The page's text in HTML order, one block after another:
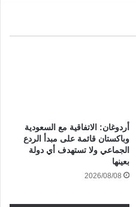
أردوغان: الاتفاقية مع السعودية
وباكستان قائمة على مبدأ الردع
الجماعي ولا تستهدف أي دولة
بعينها
2026/08/08